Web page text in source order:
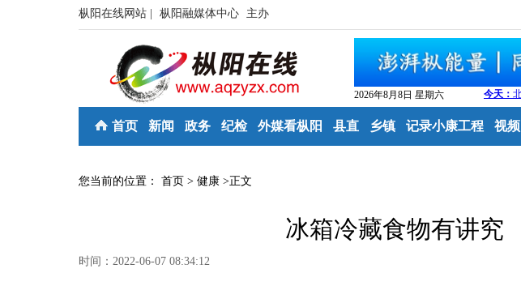
枞阳在线网站 | 枞阳融媒体中心 主办
2026年8月8日 星期六
首页 新闻 政务 纪检 外媒看枞阳 县直 乡镇 记录小康工程 视频
您当前的位置： 首页 > 健康 >正文
冰箱冷藏食物有讲究
时间：2022-06-07 08:34:12